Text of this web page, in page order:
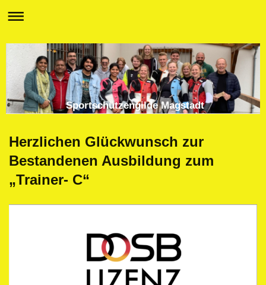
Sportschützengilde Magstadt
Herzlichen Glückwunsch zur
Bestandenen Ausbildung zum
„Trainer- C“